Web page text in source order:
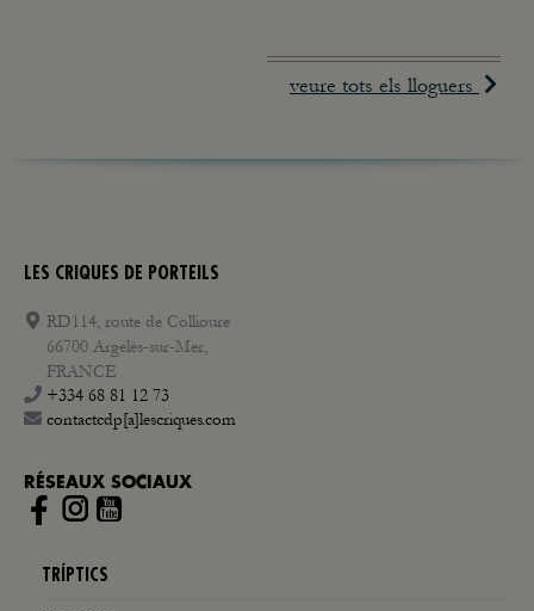
veure tots els lloguers
LES CRIQUES DE PORTEILS
RD114, route de Collioure
66700 Argelès-sur-Mer,
FRANCE
+334 68 81 12 73
contactcdp[a]lescriques.com
RÉSEAUX SOCIAUX
Instagram
TRÍPTICS